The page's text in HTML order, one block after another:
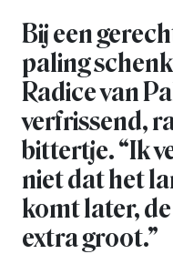
Bij een
paling
Radice van
verfrissend,
bittertje. “Ik
niet dat het
komt later,
extra groot.”